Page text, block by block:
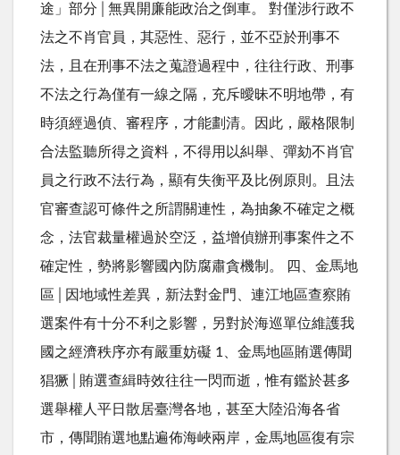
途」部分│無異開廉能政治之倒車。 對僅涉行政不
法之不肖官員，其惡性、惡行，並不亞於刑事不
法，且在刑事不法之蒐證過程中，往往行政、刑事
不法之行為僅有一線之隔，充斥曖昧不明地帶，有
時須經過偵、審程序，才能劃清。因此，嚴格限制
合法監聽所得之資料，不得用以糾舉、彈劾不肖官
員之行政不法行為，顯有失衡平及比例原則。且法
官審查認可條件之所謂關連性，為抽象不確定之概
念，法官裁量權過於空泛，益增偵辦刑事案件之不
確定性，勢將影響國內防腐肅貪機制。 四、金馬地
區│因地域性差異，新法對金門、連江地區查察賄
選案件有十分不利之影響，另對於海巡單位維護我
國之經濟秩序亦有嚴重妨礙 1、金馬地區賄選傳聞
猖獗│賄選查緝時效往往一閃而逝，惟有鑑於甚多
選舉權人平日散居臺灣各地，甚至大陸沿海各省
市，傳聞賄選地點遍佈海峽兩岸，金馬地區復有宗